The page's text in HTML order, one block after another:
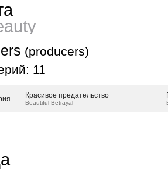
(producers)
11
Красивое предательство
Beautiful Betrayal